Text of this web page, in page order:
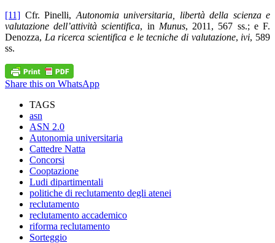
[11] Cfr. Pinelli, Autonomia universitaria, libertà della scienza e
valutazione dell’attività scientifica, in Munus, 2011, 567 ss.; e F.
Denozza, La ricerca scientifica e le tecniche di valutazione, ivi, 589
ss.
Share this on WhatsApp
TAGS
asn
ASN 2.0
Autonomia universitaria
Cattedre Natta
Concorsi
Cooptazione
Ludi dipartimentali
politiche di reclutamento degli atenei
reclutamento
reclutamento accademico
riforma reclutamento
Sorteggio